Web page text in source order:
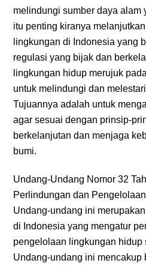
melindungi sumber daya alam
itu penting kiranya
lingkungan di Indonesia yang
regulasi yang bijak dan
lingkungan hidup merujuk
untuk melindungi dan
Tujuannya adalah untuk
agar sesuai dengan prinsip-
berkelanjutan dan menjaga
bumi.
Undang-Undang Nomor 32
Perlindungan dan
Undang-undang ini
di Indonesia yang mengatur
pengelolaan lingkungan hidup
Undang-undang ini mencakup